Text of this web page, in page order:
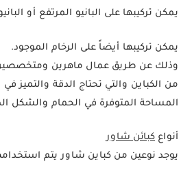
يمكن تركيبها على البانيو المرتفع أو
يمكن تركيبها أيضاً على الرخام الموجود.
وذلك عن طريق عمال ماهرين ومتخصصين
من الكباين والتي تحتاج الدقة والتميز
المساحة المتوفرة في الحمام والشكل
أنواع كبائن شاور
يوجد نوعين من كباين شاور يتم